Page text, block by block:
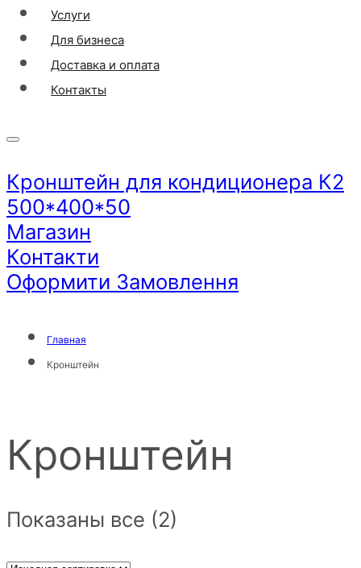
Услуги
Для бизнеса
Доставка и оплата
Контакты
Кронштейн для кондиционера К2
500*400*50
Магазин
Контакти
Оформити Замовлення
Главная
Кронштейн
Кронштейн
Показаны все (2)